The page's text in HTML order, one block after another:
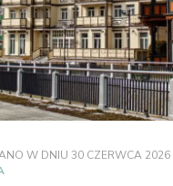
W DNIU 30 CZERWCA 2026